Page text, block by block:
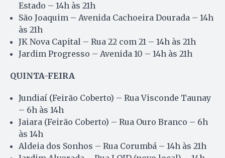
Estado – 14h às 21h
São Joaquim – Avenida Cachoeira Dourada – 14h
às 21h
JK Nova Capital – Rua 22 com 21 – 14h às 21h
Jardim Progresso – Avenida 10 – 14h às 21h
QUINTA-FEIRA
Jundiaí (Feirão Coberto) – Rua Visconde Taunay
– 6h às 14h
Jaiara (Feirão Coberto) – Rua Ouro Branco – 6h
às 14h
Aldeia dos Sonhos – Rua Corumbá – 14h às 21h